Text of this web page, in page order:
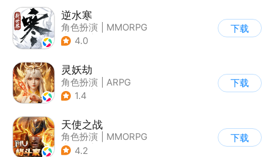
逆水寒
角色扮演
MMORPG
| 武侠
4.0
下载
灵妖劫
角色扮演
ARPG
| 仙侠
1.4
下载
天使之战
角色扮演
MMORPG
| 奇迹
4.2
下载